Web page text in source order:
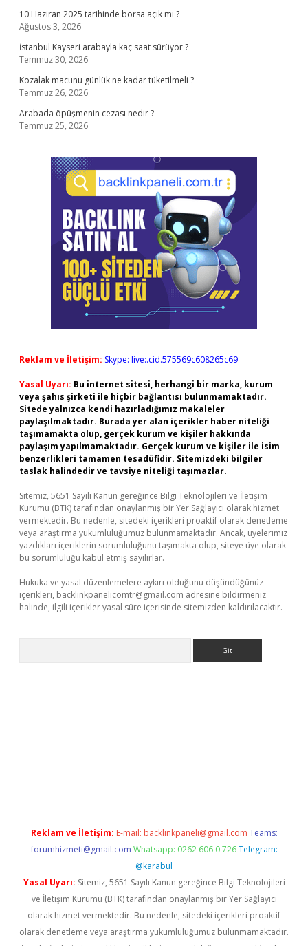
10 Haziran 2025 tarihinde borsa açık mı ?
Ağustos 3, 2026
İstanbul Kayseri arabayla kaç saat sürüyor ?
Temmuz 30, 2026
Kozalak macunu günlük ne kadar tüketilmeli ?
Temmuz 26, 2026
Arabada öpüşmenin cezası nedir ?
Temmuz 25, 2026
Reklam ve İletişim: Skype: live:.cid.575569c608265c69
Yasal Uyarı: Bu internet sitesi, herhangi bir marka, kurum
veya şahıs şirketi ile hiçbir bağlantısı bulunmamaktadır.
Sitede yalnızca kendi hazırladığımız makaleler
paylaşılmaktadır. Burada yer alan içerikler haber niteliği
taşımamakta olup, gerçek kurum ve kişiler hakkında
paylaşım yapılmamaktadır. Gerçek kurum ve kişiler ile isim
benzerlikleri tamamen tesadüfidir. Sitemizdeki bilgiler
taslak halindedir ve tavsiye niteliği taşımazlar.
Sitemiz, 5651 Sayılı Kanun gereğince Bilgi Teknolojileri ve İletişim
Kurumu (BTK) tarafından onaylanmış bir Yer Sağlayıcı olarak hizmet
vermektedir. Bu nedenle, sitedeki içerikleri proaktif olarak denetleme
veya araştırma yükümlülüğümüz bulunmamaktadır. Ancak, üyelerimiz
yazdıkları içeriklerin sorumluluğunu taşımakta olup, siteye üye olarak
bu sorumluluğu kabul etmiş sayılırlar.
Hukuka ve yasal düzenlemelere aykırı olduğunu düşündüğünüz
içerikleri, backlinkpanelicomtr@gmail.com adresine bildirmeniz
halinde, ilgili içerikler yasal süre içerisinde sitemizden kaldırılacaktır.
Reklam ve İletişim: E-mail: backlinkpaneli@gmail.com Teams:
forumhizmeti@gmail.com Whatsapp: 0262 606 0 726 Telegram:
@karabul
Yasal Uyarı: Sitemiz, 5651 Sayılı Kanun gereğince Bilgi Teknolojileri
ve İletişim Kurumu (BTK) tarafından onaylanmış bir Yer Sağlayıcı
olarak hizmet vermektedir. Bu nedenle, sitedeki içerikleri proaktif
olarak denetleme veya araştırma yükümlülüğümüz bulunmamaktadır.